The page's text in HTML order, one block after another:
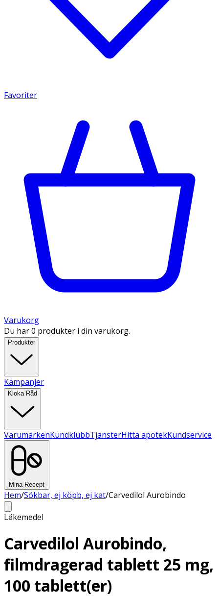
Favoriter
Varukorg
Du har 0 produkter i din varukorg.
Produkter
Kampanjer
Kloka Råd
VarumärkenKundklubbTjänsterHitta apotekKundservice
Mina Recept
Hem/Sökbar, ej köpb, ej kat/Carvedilol Aurobindo
Läkemedel
Carvedilol Aurobindo,
filmdragerad tablett 25 mg,
100 tablett(er)